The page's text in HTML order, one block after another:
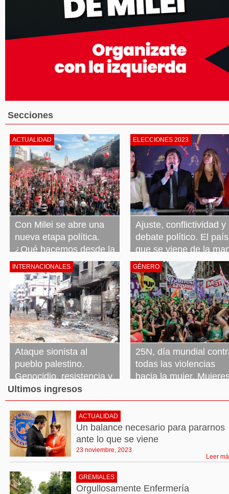
Secciones
ACTUALIDAD
Con Milei se abre una
nueva etapa política.
¿Qué hacemos desde la
izquierda?
23 noviembre, 2023 Leer más »
ELECCIONES 2023
Ajuste, conflictividad y
debate político. El país
que se viene de la
de Milei
23 noviembre, 2023 Leer más »
INTERNACIONALES
Ataque sionista al
pueblo palestino.
Genocidio, resistencia y
tregua
GÉNERO
25N, día mundial
todas las violencias
hacia la mujer.
un ajuste más
Ultimos ingresos
ACTUALIDAD
Un balance necesario para pararnos
ante lo que se viene
23 noviembre, 2023
Leer
GREMIALES
Orgullosamente Enfermería